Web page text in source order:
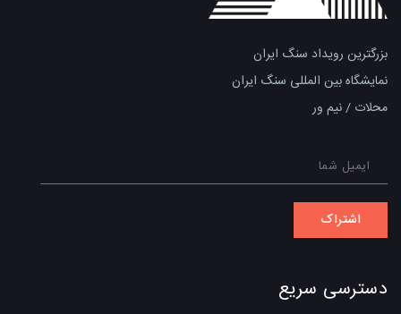
بزرگترین رویداد سنگ ایران
نمایشگاه بین المللی سنگ ایران
محلات / نیم ور
اشتراک
دسترسی سریع